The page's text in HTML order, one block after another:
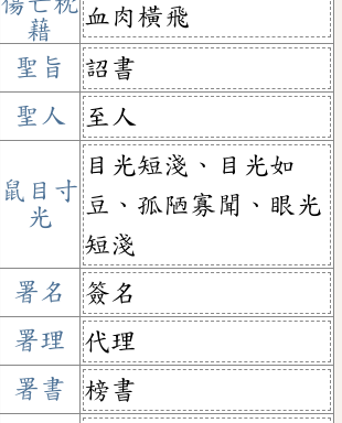
藉
血肉橫飛
聖旨
詔書
聖人 至人
鼠目寸
光
目光短淺、目光如
豆、孤陋寡聞、眼光
短淺
署名
簽名
署理
代理
署書 榜書